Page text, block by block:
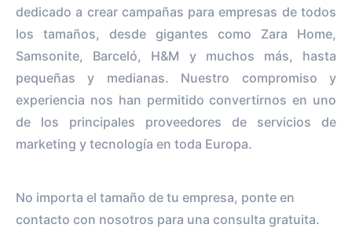
dedicado a crear campañas para empresas de todos
los tamaños, desde gigantes como Zara Home,
Samsonite, Barceló, H&M y muchos más, hasta
pequeñas y medianas. Nuestro compromiso y
experiencia nos han permitido convertirnos en uno
de los principales proveedores de servicios de
marketing y tecnología en toda Europa.
No importa el tamaño de tu empresa, ponte en
contacto con nosotros para una consulta gratuita.